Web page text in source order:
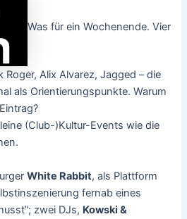
Was für ein Wochenende. Vier
Alix Alvarez, Jagged – die
als Orientierungspunkte. Warum
(Club-)Kultur-Events wie die
White Rabbit, als Plattform
fernab eines
zwei DJs, Kowski &